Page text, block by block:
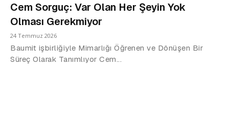
Cem Sorguç: Var Olan Her Şeyin Yok
Olması Gerekmiyor
24 Temmuz 2026
Baumit işbirliğiyle Mimarlığı Öğrenen ve Dönüşen Bir
Süreç Olarak Tanımlıyor Cem...